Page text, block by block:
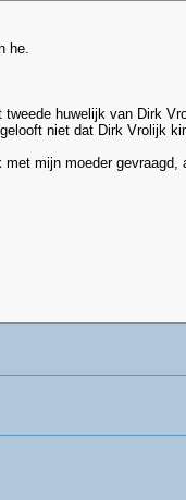
he.
huwelijk van Dirk
niet dat Dirk Vrolijk
mijn moeder